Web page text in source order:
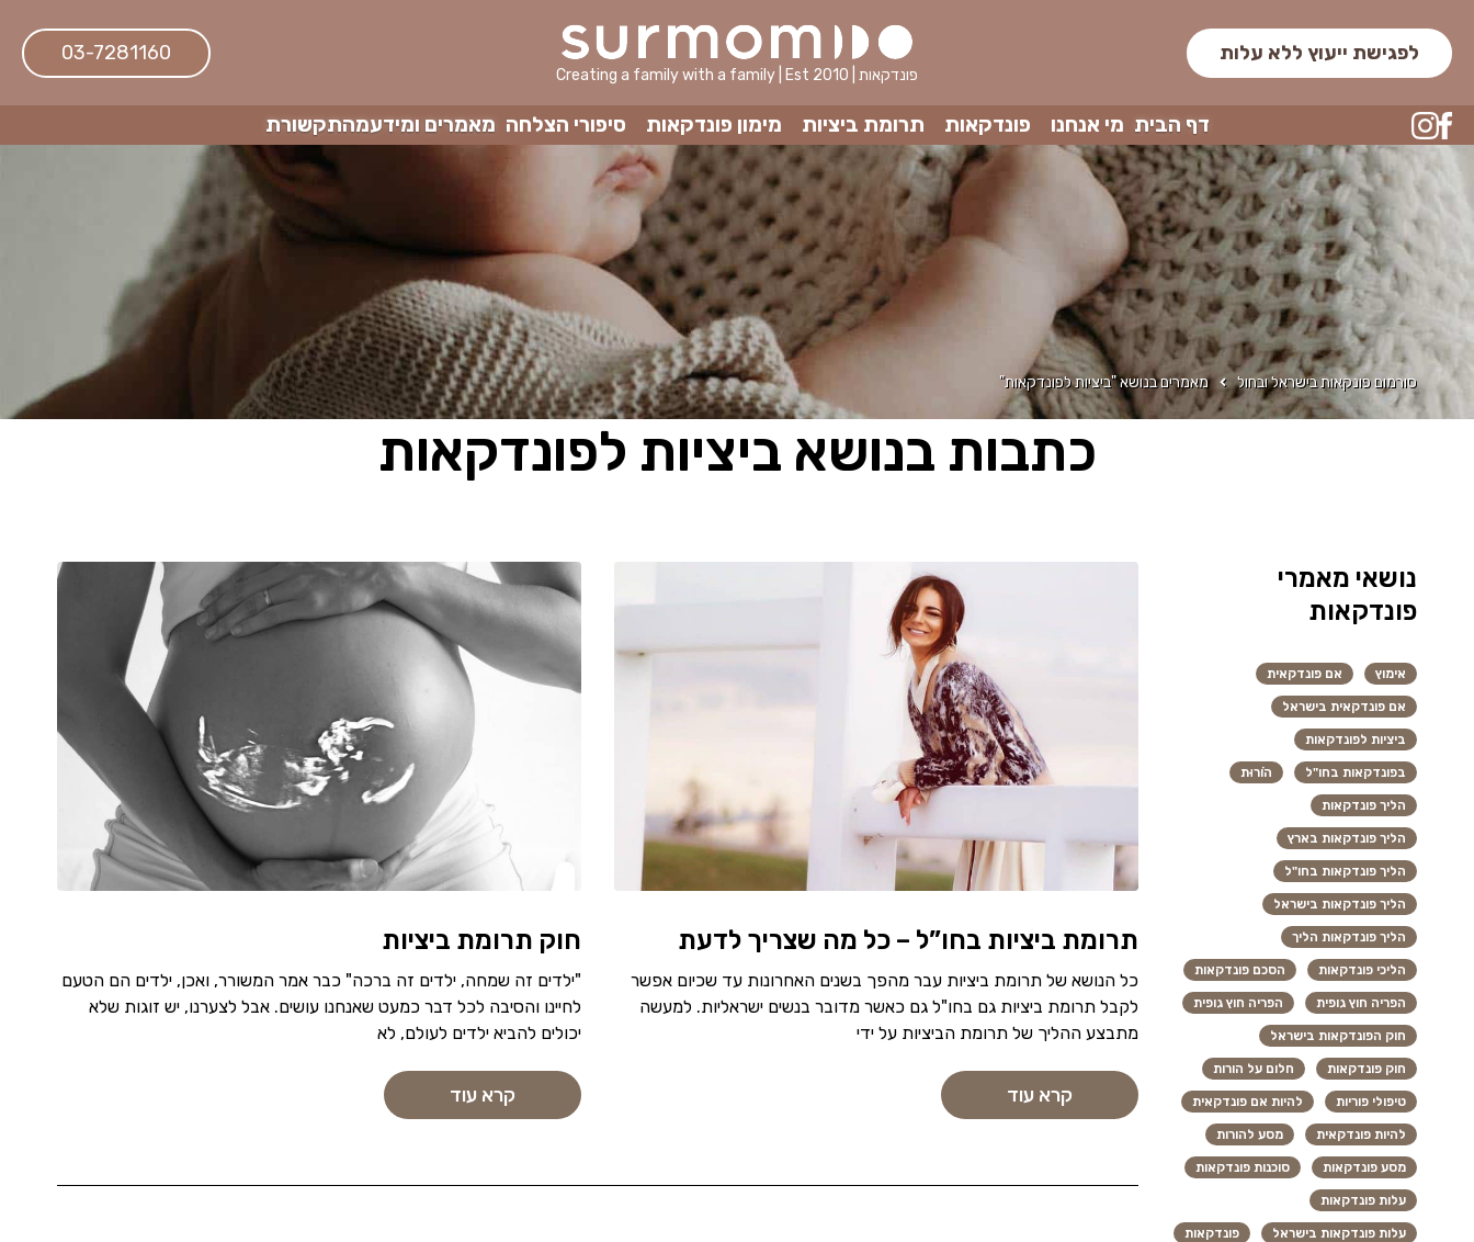
לפגישת ייעוץ ללא עלות
Creating a family with a family | Est 2010 | פונדקאות
03-7281160
דף הבית מי אנחנו פונדקאות תרומת ביציות מימון פונדקאות סיפורי הצלחה מאמרים ומידעמהתקשורת
סורמום פונקאות בישראל ובחול מאמרים בנושא "ביציות לפונדקאות"
כתבות בנושא ביציות לפונדקאות
תרומת ביציות בחו”ל – כל מה שצריך לדעת
כל הנושא של תרומת ביציות עבר מהפך בשנים האחרונות עד שכיום אפשר
לקבל תרומת ביציות גם בחו"ל גם כאשר מדובר בנשים ישראליות. למעשה
מתבצע ההליך של תרומת הביציות על ידי
קרא עוד
חוק תרומת ביציות
"ילדים זה שמחה, ילדים זה ברכה" כבר אמר המשורר, ואכן, ילדים הם הטעם
לחיינו והסיבה לכל דבר כמעט שאנחנו עושים. אבל לצערנו, יש זוגות שלא
יכולים להביא ילדים לעולם, לא
קרא עוד
נושאי מאמרי
פונדקאות
אימוץ אם פונדקאית
אם פונדקאית בישראל
ביציות לפונדקאות
בפונדקאות בחו"ל הוֹרוּת
הליך פונדקאות
הליך פונדקאות בארץ
הליך פונדקאות בחו"ל
הליך פונדקאות בישראל
הליך פונדקאות הליך
הליכי פונדקאות הסכם פונדקאות
הפריה חוץ גופית הפריה חוץ גופית
חוק הפונדקאות בישראל
חוק פונדקאות חלום על הורות
טיפולי פוריות להיות אם פונדקאית
להיות פונדקאית מסע להורות
מסע פונדקאות סוכנות פונדקאות
עלות פונדקאות
עלות פונדקאות בישראל פונדקאות